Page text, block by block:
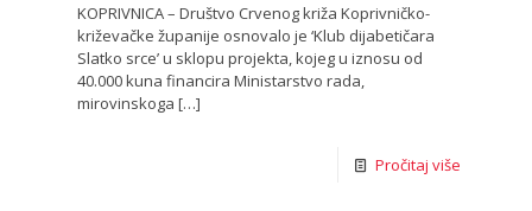
KOPRIVNICA – Društvo Crvenog križa Koprivničko-
križevačke županije osnovalo je ‘Klub dijabetičara
Slatko srce’ u sklopu projekta, kojeg u iznosu od
40.000 kuna financira Ministarstvo rada,
mirovinskoga […]
Pročitaj više